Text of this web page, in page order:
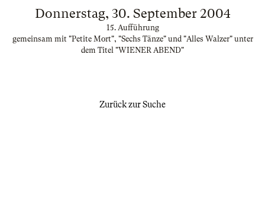
Donnerstag, 30. September 2004
15. Aufführung
gemeinsam mit "Petite Mort", "Sechs Tänze" und "Alles Walzer" unter
dem Titel "WIENER ABEND"
Zurück zur Suche